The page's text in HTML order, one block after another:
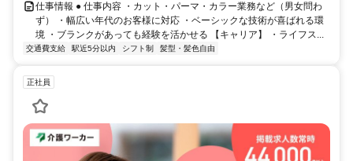
仕事情報 ● 仕事内容 ・カット・パーマ・カラー業務など（男女問わ
ず） ・幅広い年代のお客様に対応 ・ベーシックな技術が喜ばれる環
境 ・ブランクがあっても経験を活かせる 【キャリア】 ・ライフス...
交通費支給 駅近5分以内 シフト制 髪型・髪色自由
正社員